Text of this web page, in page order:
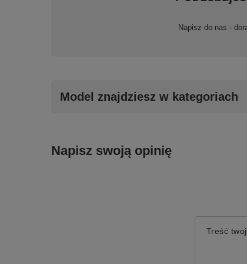
Napisz do nas -
Model znajdziesz w kategoriach
Napisz swoją opinię
Treść